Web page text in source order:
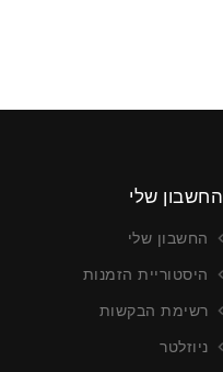
החשבון שלי
החשבון שלי
היסטוריית הזמנות
רשימת הבקשות
ניוזלטר